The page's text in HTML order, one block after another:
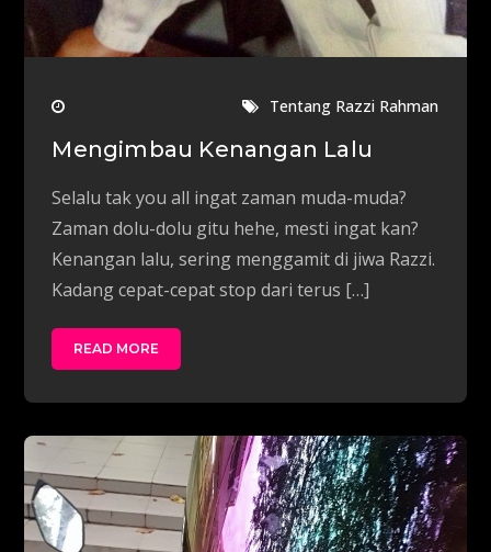
Tentang Razzi Rahman
Mengimbau Kenangan Lalu
Selalu tak you all ingat zaman muda-muda?
Zaman dolu-dolu gitu hehe, mesti ingat kan?
Kenangan lalu, sering menggamit di jiwa Razzi.
Kadang cepat-cepat stop dari terus […]
READ MORE